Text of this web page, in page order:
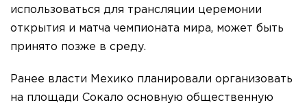
использоваться для трансляции церемонии
открытия и матча чемпионата мира, может быть
принято позже в среду.
Ранее власти Мехико планировали организовать
на площади Сокало основную общественную